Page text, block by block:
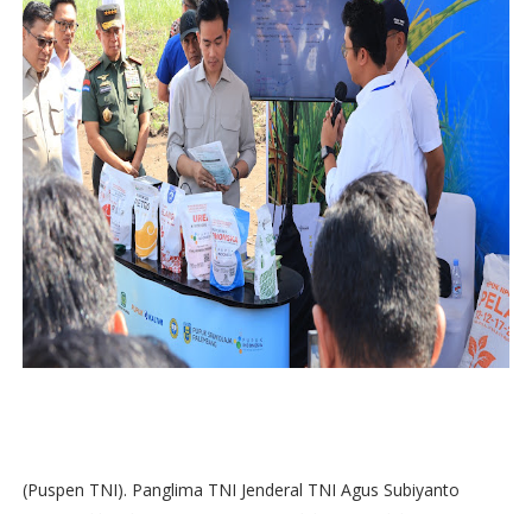
(Puspen TNI). Panglima TNI Jenderal TNI Agus Subiyanto